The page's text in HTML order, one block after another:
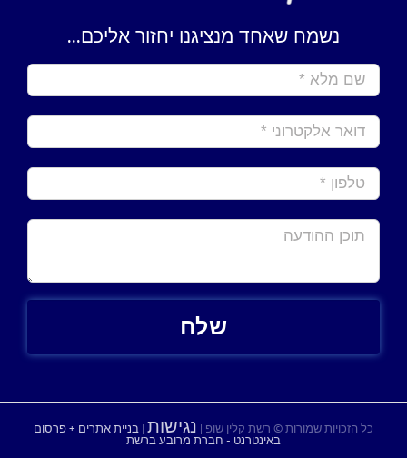
נשמח שאחד מנציגנו יחזור אליכם...
כל הזכויות שמורות © רשת קלין שופ | נגישות | בניית אתרים + פרסום
באינטרנט - חברת מרובע ברשת